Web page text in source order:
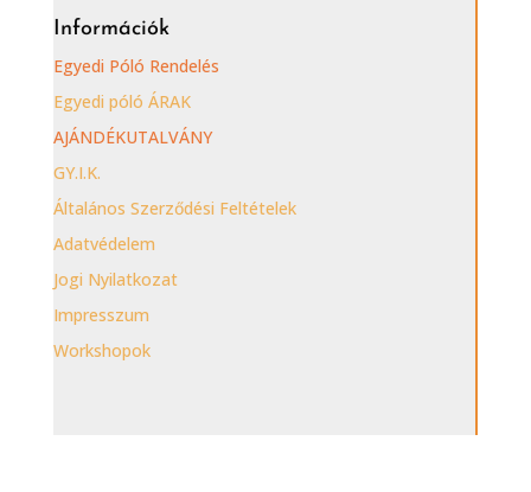
Információk
Egyedi Póló Rendelés
Egyedi póló ÁRAK
AJÁNDÉKUTALVÁNY
GY.I.K.
Általános Szerződési Feltételek
Adatvédelem
Jogi Nyilatkozat
Impresszum
Workshopok